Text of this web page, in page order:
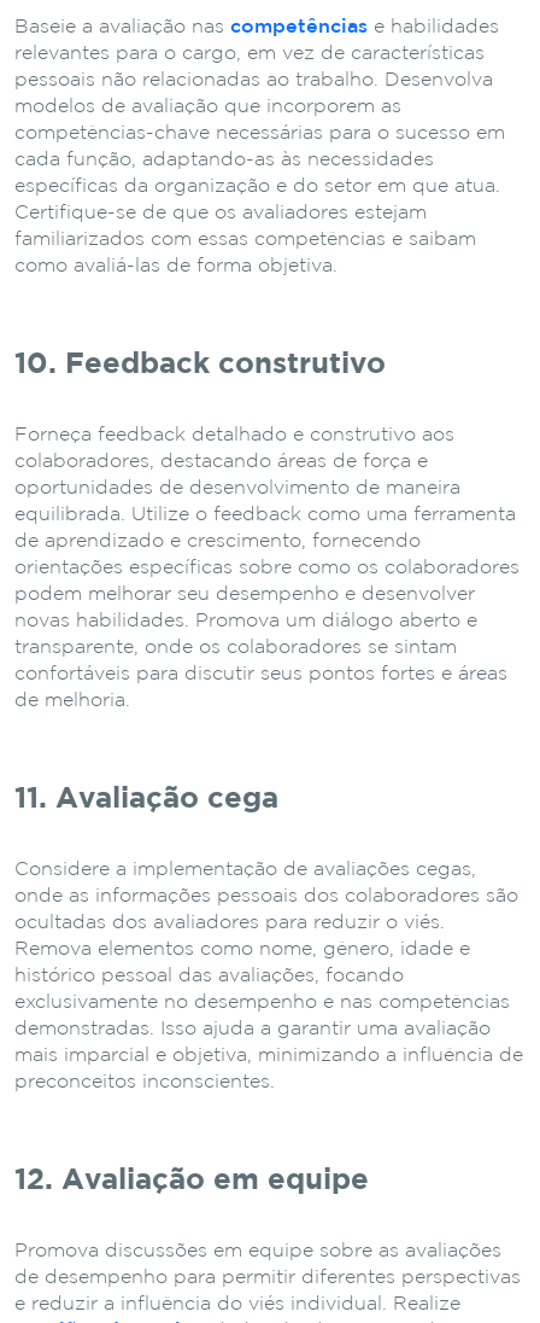
Baseie a avaliação nas competências e habilidades
relevantes para o cargo, em vez de características
pessoais não relacionadas ao trabalho. Desenvolva
modelos de avaliação que incorporem as
competências-chave necessárias para o sucesso em
cada função, adaptando-as às necessidades
específicas da organização e do setor em que atua.
Certifique-se de que os avaliadores estejam
familiarizados com essas competências e saibam
como avaliá-las de forma objetiva.
10. Feedback construtivo
Forneça feedback detalhado e construtivo aos
colaboradores, destacando áreas de força e
oportunidades de desenvolvimento de maneira
equilibrada. Utilize o feedback como uma ferramenta
de aprendizado e crescimento, fornecendo
orientações específicas sobre como os colaboradores
podem melhorar seu desempenho e desenvolver
novas habilidades. Promova um diálogo aberto e
transparente, onde os colaboradores se sintam
confortáveis para discutir seus pontos fortes e áreas
de melhoria.
11. Avaliação cega
Considere a implementação de avaliações cegas,
onde as informações pessoais dos colaboradores são
ocultadas dos avaliadores para reduzir o viés.
Remova elementos como nome, gênero, idade e
histórico pessoal das avaliações, focando
exclusivamente no desempenho e nas competências
demonstradas. Isso ajuda a garantir uma avaliação
mais imparcial e objetiva, minimizando a influência de
preconceitos inconscientes.
12. Avaliação em equipe
Promova discussões em equipe sobre as avaliações
de desempenho para permitir diferentes perspectivas
e reduzir a influência do viés individual. Realize